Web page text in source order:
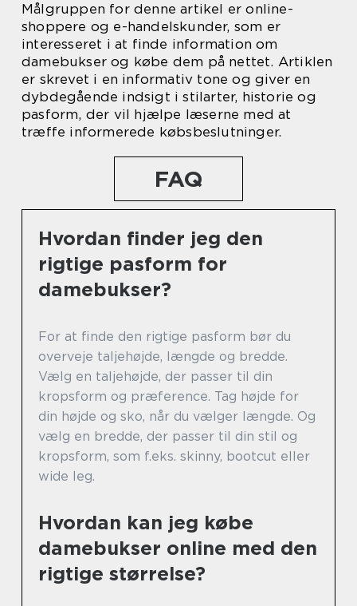
Målgruppen for denne artikel er online-
shoppere og e-handelskunder, som er
interesseret i at finde information om
damebukser og købe dem på nettet. Artiklen
er skrevet i en informativ tone og giver en
dybdegående indsigt i stilarter, historie og
pasform, der vil hjælpe læserne med at
træffe informerede købsbeslutninger.
FAQ
Hvordan finder jeg den
rigtige pasform for
damebukser?
For at finde den rigtige pasform bør du
overveje taljehøjde, længde og bredde.
Vælg en taljehøjde, der passer til din
kropsform og præference. Tag højde for
din højde og sko, når du vælger længde. Og
vælg en bredde, der passer til din stil og
kropsform, som f.eks. skinny, bootcut eller
wide leg.
Hvordan kan jeg købe
damebukser online med den
rigtige størrelse?